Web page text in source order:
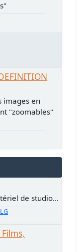
images en
"zoomables"
de studio...
Films,